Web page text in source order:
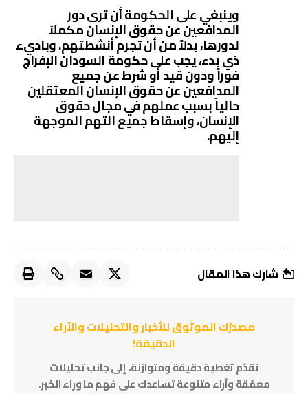
وينبغي على الحكومة أن ترى دور
المدافعين عن حقوق الإنسان مكملاً
لدورها، بدلاً من أن تجرم أنشطتهم. وباديء
ذي بدء، يجب على حكومة السودان الإفراج
فوراً ودون قيد أو شرط عن جميع
المدافعين عن حقوق الإنسان المعتقلين
حالياً بسبب عملهم في مجال حقوق
الإنسان، وإسقاط جميع التهم الموجهة
إليهم.
شارك هذا المقال
مصدرُك الموثوق للأخبار والتحليلات والآراء
الدقيقة!
نقدّم تغطية دقيقة ومتوازنة، إلى جانب تحليلات
معمّقة وآراء متنوعة تساعدك على فهم ما وراء الخبر.